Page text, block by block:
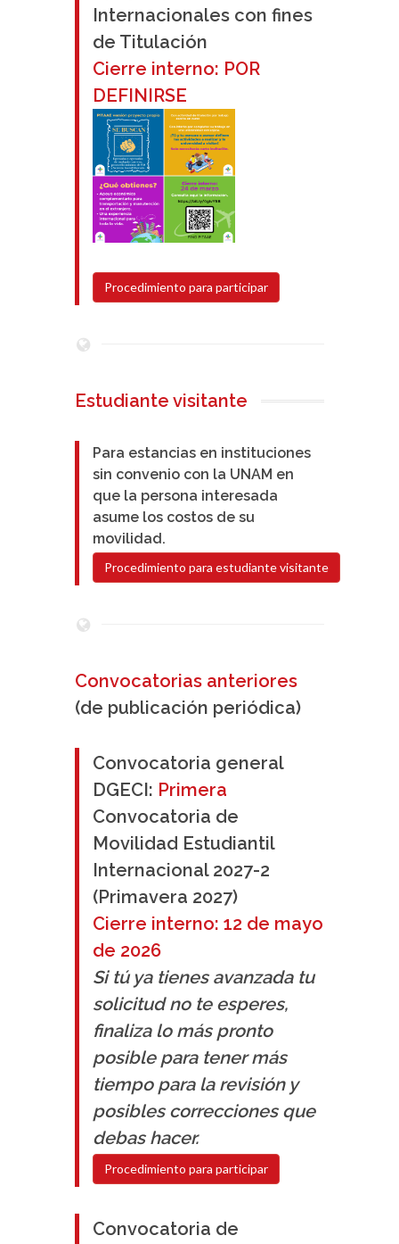
Internacionales con fines
de Titulación
Cierre interno: POR
DEFINIRSE
Procedimiento para participar
Estudiante visitante
Para estancias en instituciones
sin convenio con la UNAM en
que la persona interesada
asume los costos de su
movilidad.
Procedimiento para estudiante visitante
Convocatorias anteriores
(de publicación periódica)
Convocatoria general
DGECI: Primera
Convocatoria de
Movilidad Estudiantil
Internacional 2027-2
(Primavera 2027)
Cierre interno: 12 de mayo
de 2026
Si tú ya tienes avanzada tu
solicitud no te esperes,
finaliza lo más pronto
posible para tener más
tiempo para la revisión y
posibles correcciones que
debas hacer.
Procedimiento para participar
Convocatoria de